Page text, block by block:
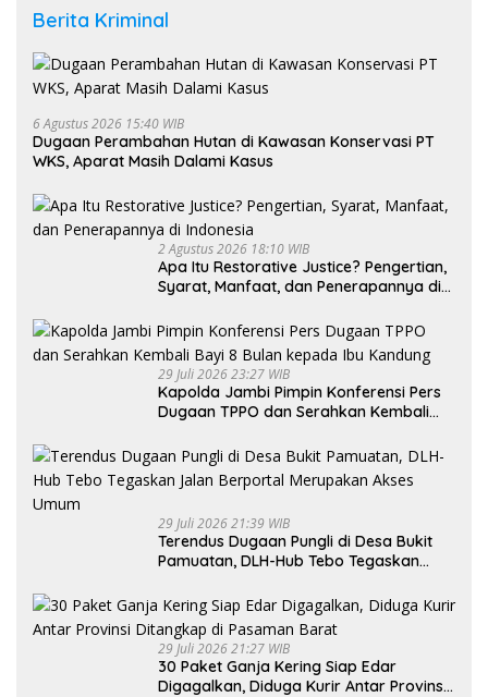
Berita Kriminal
6 Agustus 2026 15:40 WIB
Dugaan Perambahan Hutan di Kawasan Konservasi PT
WKS, Aparat Masih Dalami Kasus
2 Agustus 2026 18:10 WIB
Apa Itu Restorative Justice? Pengertian,
Syarat, Manfaat, dan Penerapannya di
29 Juli 2026 23:27 WIB
Kapolda Jambi Pimpin Konferensi Pers
Dugaan TPPO dan Serahkan Kembali
29 Juli 2026 21:39 WIB
Terendus Dugaan Pungli di Desa Bukit
Pamuatan, DLH-Hub Tebo Tegaskan
Umum
29 Juli 2026 21:27 WIB
30 Paket Ganja Kering Siap Edar
Digagalkan, Diduga Kurir Antar Provinsi